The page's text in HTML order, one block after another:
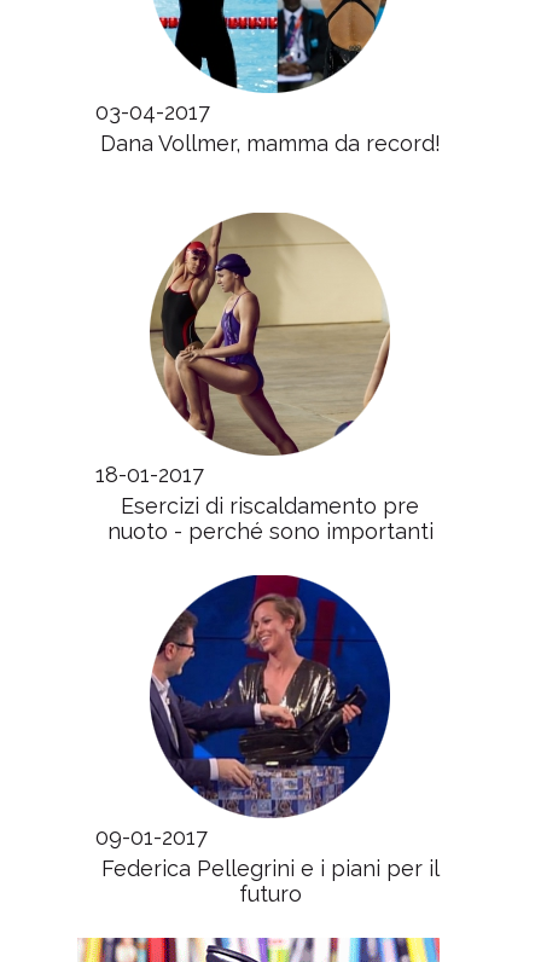
03-04-2017
Dana Vollmer, mamma da record!
18-01-2017
Esercizi di riscaldamento pre
nuoto - perché sono importanti
09-01-2017
Federica Pellegrini e i piani per il
futuro